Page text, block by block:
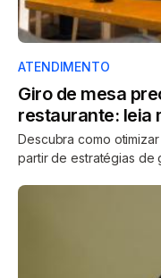
ATENDIMENTO
Giro de mesa
restaurante: leia
Descubra como
partir de estratégias de